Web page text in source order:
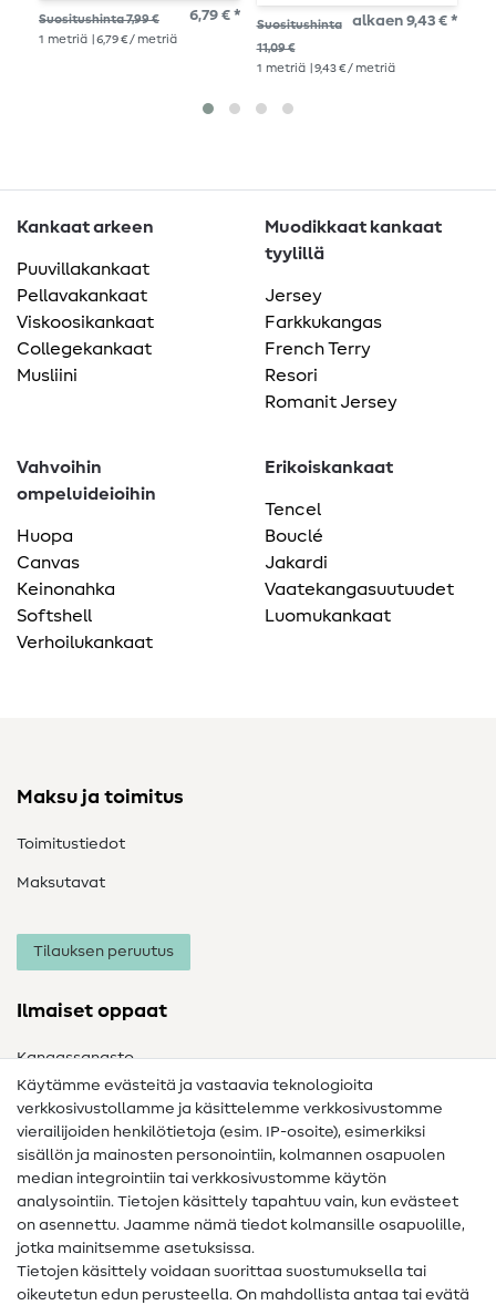
Suositushinta 7,99 € 6,79 € *
1 metriä | 6,79 € / metriä
pellavapintainen
kangas
Suositushinta
11,09 €
alkaen 9,43 € *
1 metriä | 9,43 € / metriä
Kankaat arkeen
Puuvillakankaat
Pellavakankaat
Viskoosikankaat
Collegekankaat
Musliini
Muodikkaat kankaat
tyylillä
Jersey
Farkkukangas
French Terry
Resori
Romanit Jersey
Vahvoihin
ompeluideioihin
Huopa
Canvas
Keinonahka
Softshell
Verhoilukankaat
Erikoiskankaat
Tencel
Bouclé
Jakardi
Vaatekangasuutuudet
Luomukankaat
Maksu ja toimitus
Toimitustiedot
Maksutavat
Tilauksen peruutus
Ilmaiset oppaat
Kangassanasto
Ompelusanasto
Ompeluohjeet
Apua ja yhteystiedot
Yhteystiedot
Tietoa omistajanvaihdoksesta
Käytämme evästeitä ja vastaavia teknologioita
verkkosivustollamme ja käsittelemme verkkosivustomme
vierailijoiden henkilötietoja (esim. IP-osoite), esimerkiksi
sisällön ja mainosten personointiin, kolmannen osapuolen
median integrointiin tai verkkosivustomme käytön
analysointiin. Tietojen käsittely tapahtuu vain, kun evästeet
on asennettu. Jaamme nämä tiedot kolmansille osapuolille,
jotka mainitsemme asetuksissa.
Tietojen käsittely voidaan suorittaa suostumuksella tai
oikeutetun edun perusteella. On mahdollista antaa tai evätä